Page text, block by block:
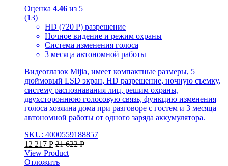
Оценка 4.46 из 5
(13)
HD (720 P) разрешение
Ночное видение и режим охраны
Система изменения голоса
3 месяца автономной работы
Видеоглазок Mijia, имеет компактные размеры, 5
дюймовый LSD экран, HD разрешение, ночную съемку,
систему распознавания лиц, решим охраны,
двухстороннюю голосовую связь, функцию изменения
голоса хозяина дома при разговоре с гостем и 3 месяца
автономной работы от одного заряда аккумулятора.
SKU: 4000559188857
12 217 Р 21 622Р
View Product
Отложить